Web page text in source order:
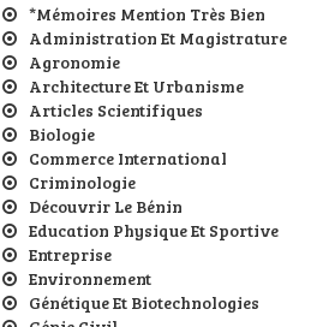
*Mémoires Mention Très Bien
Administration Et Magistrature
Agronomie
Architecture Et Urbanisme
Articles Scientifiques
Biologie
Commerce International
Criminologie
Découvrir Le Bénin
Education Physique Et Sportive
Entreprise
Environnement
Génétique Et Biotechnologies